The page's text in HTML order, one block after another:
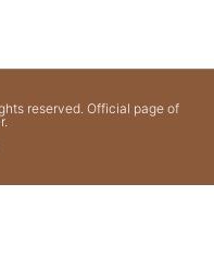
reserved. Official page of